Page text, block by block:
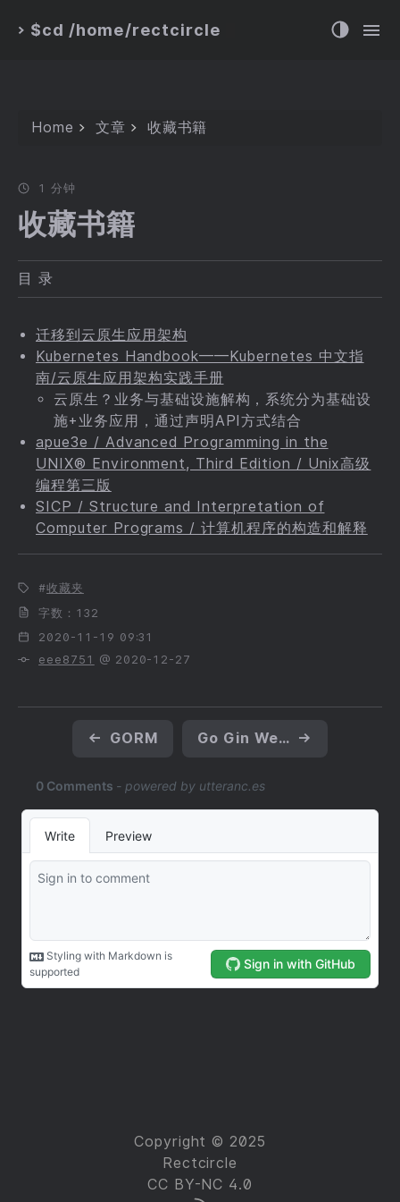
> $cd /home/rectcircle
Home 文章 收藏书籍
1 分钟
收藏书籍
目 录
迁移到云原生应用架构
Kubernetes Handbook——Kubernetes 中文指
南/云原生应用架构实践手册
云原生？业务与基础设施解构，系统分为基础设
施+业务应用，通过声明API方式结合
apue3e / Advanced Programming in the
UNIX® Environment, Third Edition / Unix高级
编程第三版
SICP / Structure and Interpretation of
Computer Programs / 计算机程序的构造和解释
收藏夹
字数：132
2020-11-19 09:31
eee8751
@ 2020-12-27
← GORM Go Gin Web 框架 →
Copyright © 2025
Rectcircle
CC BY-NC 4.0